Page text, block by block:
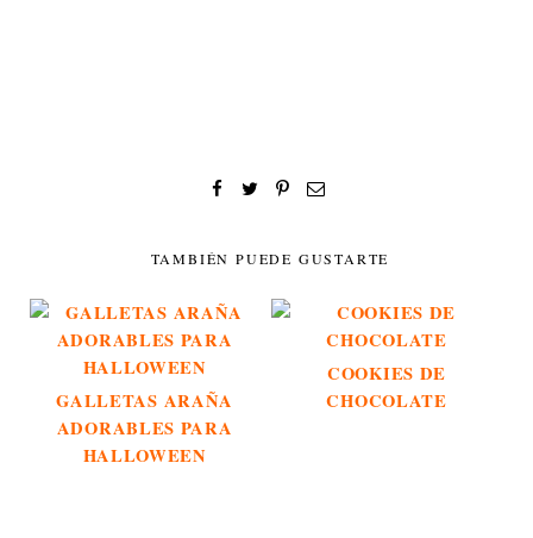
TAMBIÉN PUEDE GUSTARTE
GALLETAS ARAÑA
ADORABLES PARA
HALLOWEEN
COOKIES DE
CHOCOLATE